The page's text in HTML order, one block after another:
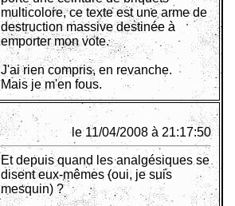
multicolore, ce texte est une arme de
destruction massive destinée à
emporter mon vote.
J'ai rien compris, en revanche.
Mais je m'en fous.
le 11/04/2008 à 21:17:50
Et depuis quand les analgésiques se
disent eux-mêmes (oui, je suis
mesquin) ?